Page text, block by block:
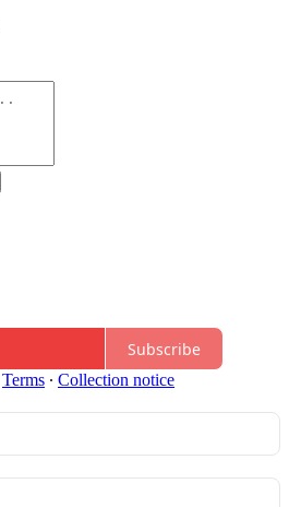
Subscribe
Terms ∙ Collection notice